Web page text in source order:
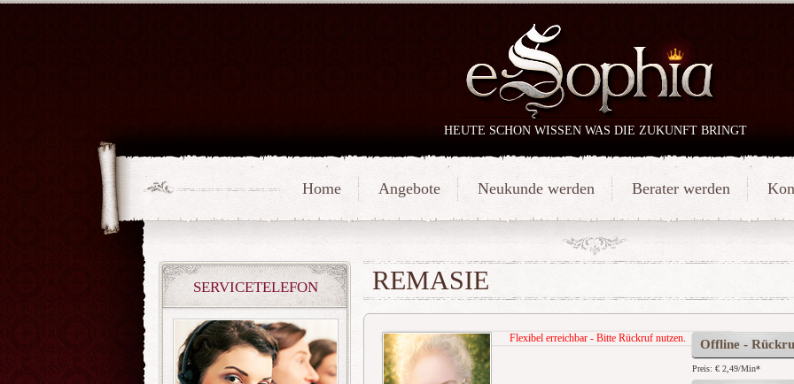
HEUTE SCHON WISSEN WAS DIE ZUKUNFT BRINGT
Home Angebote Neukunde werden Berater werden
SERVICETELEFON REMASIE
Offline -
Preis: € 2,49/Min*
Flexibel erreichbar - Bitte Rückruf nutzen.